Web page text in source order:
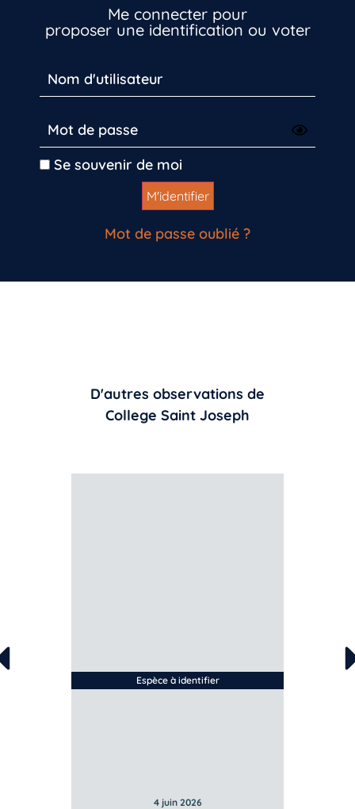
Me connecter pour
proposer une identification ou voter
Se souvenir de moi
Mot de passe oublié ?
D'autres observations de
College Saint Joseph
Espèce à identifier
4 juin 2026